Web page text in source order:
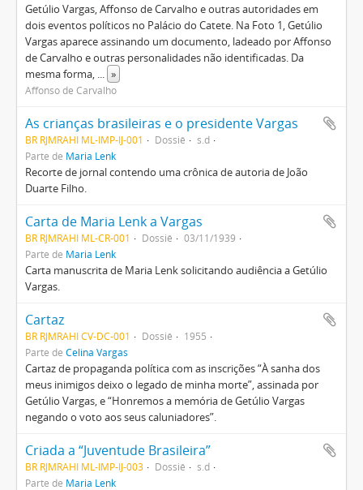
Getúlio Vargas, Affonso de Carvalho e outras autoridades em
dois eventos políticos no Palácio do Catete. Na Foto 1, Getúlio
Vargas aparece assinando um documento, ladeado por Affonso
de Carvalho e outras personalidades não identificadas. Da
mesma forma, ... »
Affonso de Carvalho
As crianças brasileiras e o presidente Vargas
BR RJMRAHI ML-IMP-IJ-001 Dossiê
s.d
Parte de Maria Lenk
Recorte de jornal contendo uma crônica de autoria de João
Duarte Filho.
Carta de Maria Lenk a Vargas
BR RJMRAHI ML-CR-001 Dossiê
03/11/1939
Parte de Maria Lenk
Carta manuscrita de Maria Lenk solicitando audiência a Getúlio
Vargas.
Cartaz
BR RJMRAHI CV-DC-001 Dossiê
1955
Parte de Celina Vargas
Cartaz de propaganda política com as inscrições “À sanha dos
meus inimigos deixo o legado de minha morte”, assinada por
Getúlio Vargas, e “Honremos a memória de Getúlio Vargas
negando o voto aos seus caluniadores”.
Criada a “Juventude Brasileira”
BR RJMRAHI ML-IMP-IJ-003 Dossiê
s.d
Parte de Maria Lenk